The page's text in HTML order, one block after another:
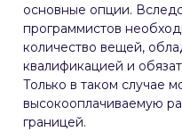
основные опции.
программистов
количество вещей,
квалификацией и
Только в таком случае
высокооплачиваемую
границей.